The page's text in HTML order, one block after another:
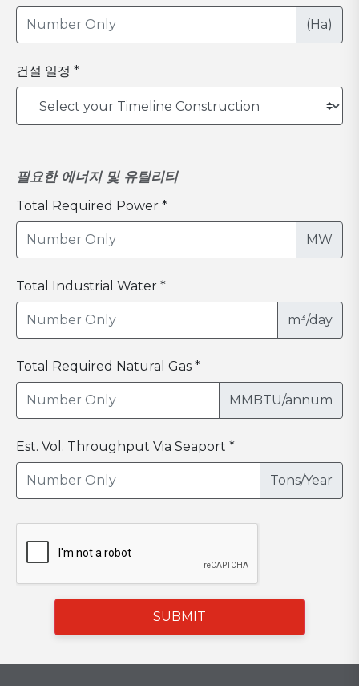
(Ha)
건설 일정 *
필요한 에너지 및 유틸리티
Total Required Power *
MW
Total Industrial Water *
m³/day
Total Required Natural Gas *
MMBTU/annum
Est. Vol. Throughput Via Seaport *
Tons/Year
SUBMIT